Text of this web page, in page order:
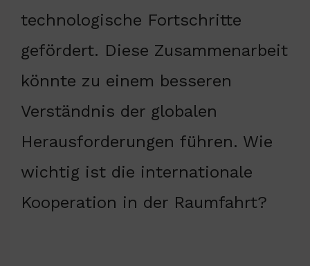
technologische Fortschritte
gefördert. Diese Zusammenarbeit
könnte zu einem besseren
Verständnis der globalen
Herausforderungen führen. Wie
wichtig ist die internationale
Kooperation in der Raumfahrt?